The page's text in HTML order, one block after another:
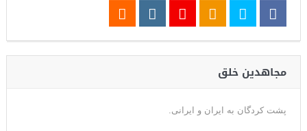
مجاهدین خلق
پشت کردگان به ایران و ایرانی.